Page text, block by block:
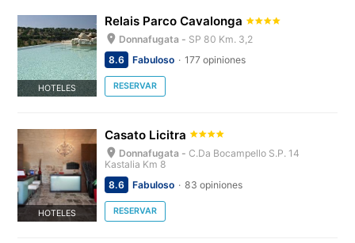
HOTELES
Relais Parco Cavalonga
Donnafugata - SP 80 Km. 3,2
8.6
Fabuloso 177 opiniones
RESERVAR
HOTELES
Casato Licitra
Donnafugata -C.Da Bocampello S.P. 14
Kastalia Km 8
8.6
Fabuloso 83 opiniones
RESERVAR